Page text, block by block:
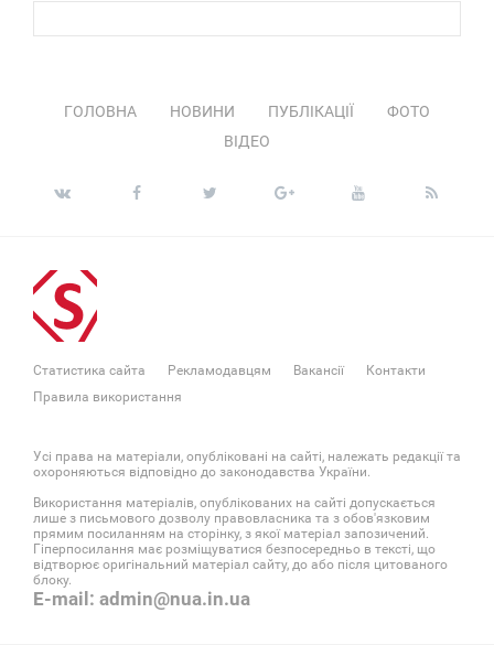
ГОЛОВНА НОВИНИ ПУБЛІКАЦІЇ
ФОТО
ВІДЕО
Статистика сайта Рекламодавцям Вакансії
Контакти
Правила використання
Усі права на матеріали, опубліковані на сайті, належать редакції та
охороняються відповідно до законодавства України.
Використання матеріалів, опублікованих на сайті допускається
лише з письмового дозволу правовласника та з обов'язковим
прямим посиланням на сторінку, з якої матеріал запозичений.
Гіперпосилання має розміщуватися безпосередньо в тексті, що
відтворює оригінальний матеріал сайту, до або після цитованого
блоку.
E-mail: admin@nua.in.ua